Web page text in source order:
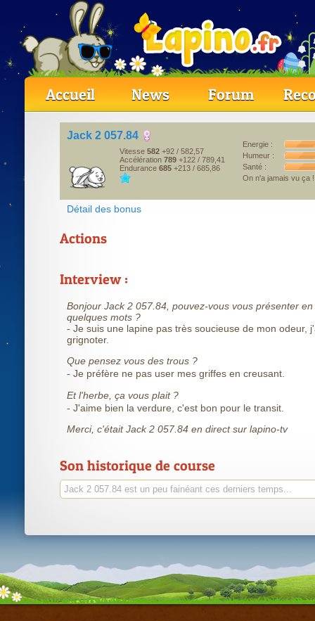
Accueil News Forum
Jack 2 057.84
Vitesse 582 +92 / 582,57
Accélération 789 +122 / 789,41
Endurance 685 +213 / 685,86
Energie :
Humeur :
Santé :
On n'a jamais vu ça
Détail des bonus
Actions
Interview :
Bonjour Jack 2 057.84, pouvez-vous vous présenter en
quelques mots ?
- Je suis une lapine pas très soucieuse de mon odeur,
grignoter.
Que pensez vous des trous ?
- Je préfère ne pas user mes griffes en creusant.
Et l'herbe, ça vous plait ?
- J'aime bien la verdure, c'est bon pour le transit.
Merci, c'était Jack 2 057.84 en direct sur lapino-tv
Son historique de course
Jack 2 057.84 est un peu fainéant ces derniers temps...